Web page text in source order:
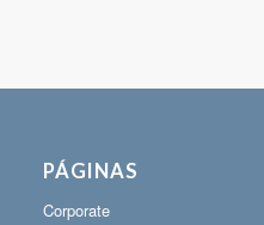
PÁGINAS
Corporate